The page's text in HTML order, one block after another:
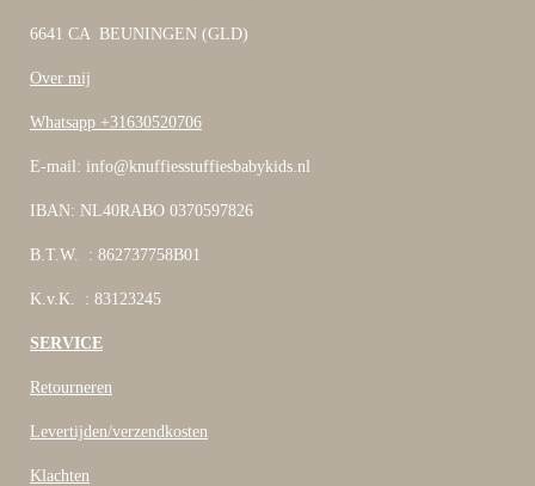
6641 CA BEUNINGEN (GLD)
Over mij
Whatsapp +31630520706
E-mail: info@knuffiesstuffiesbabykids.nl
IBAN: NL40RABO 0370597826
B.T.W. : 862737758B01
K.v.K. : 83123245
SERVICE
Retourneren
Levertijden/verzendkosten
Klachten